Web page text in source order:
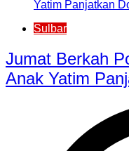
Sulbar
Jumat Berkah
Anak Yatim